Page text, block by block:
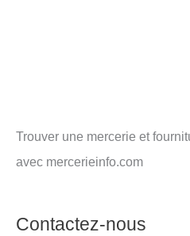
Trouver une mercerie et
avec mercerieinfo.com
Contactez-nous